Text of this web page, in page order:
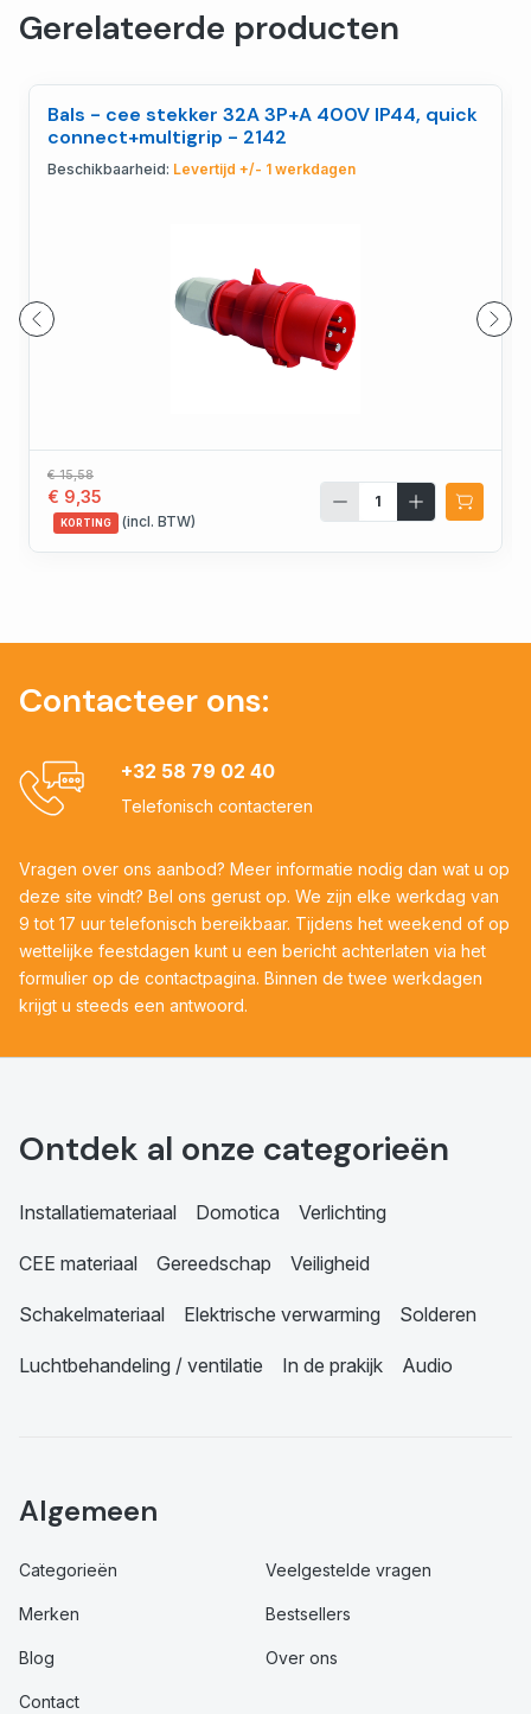
Gerelateerde producten
Bals - cee stekker 32A 3P+A 400V IP44, quick
connect+multigrip - 2142
Beschikbaarheid: Levertijd +/- 1 werkdagen
€ 15,58
€ 9,35
KORTING (incl. BTW)
Contacteer ons:
+32 58 79 02 40
Telefonisch contacteren
Vragen over ons aanbod? Meer informatie nodig dan wat u op
deze site vindt? Bel ons gerust op. We zijn elke werkdag van
9 tot 17 uur telefonisch bereikbaar. Tijdens het weekend of op
wettelijke feestdagen kunt u een bericht achterlaten via het
formulier op de contactpagina. Binnen de twee werkdagen
krijgt u steeds een antwoord.
Ontdek al onze categorieën
Installatiemateriaal Domotica Verlichting
CEE materiaal Gereedschap Veiligheid
Schakelmateriaal Elektrische verwarming Solderen
Luchtbehandeling / ventilatie In de prakijk Audio
Algemeen
Categorieën Veelgestelde vragen
Merken Bestsellers
Blog Over ons
Contact